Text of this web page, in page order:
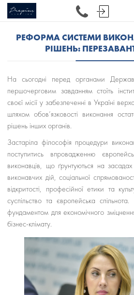
РЕФОРМА СИСТЕМИ
РІШЕНЬ:
На сьогодні перед органами
першочерговим завданням стоїть
своєї місії у забезпеченні в Україні
шляхом обов’язковості виконання
рішень інших органів.
Застаріла філософія процедури
поступитись впровадженню
виконавців, що ґрунтуються на засадах
виконавчих дій, соціальної
відкритості, професійної етики та
суспільство та європейська
фундаментом для економічного
бізнес-клімату.